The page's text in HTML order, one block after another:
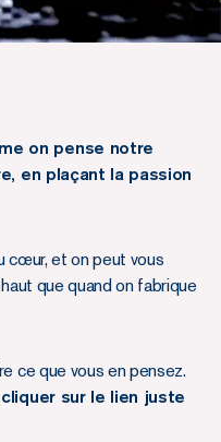
on pense notre
en plaçant la passion
cœur, et on peut vous
que quand on fabrique
ce que vous en pensez.
sur le lien juste